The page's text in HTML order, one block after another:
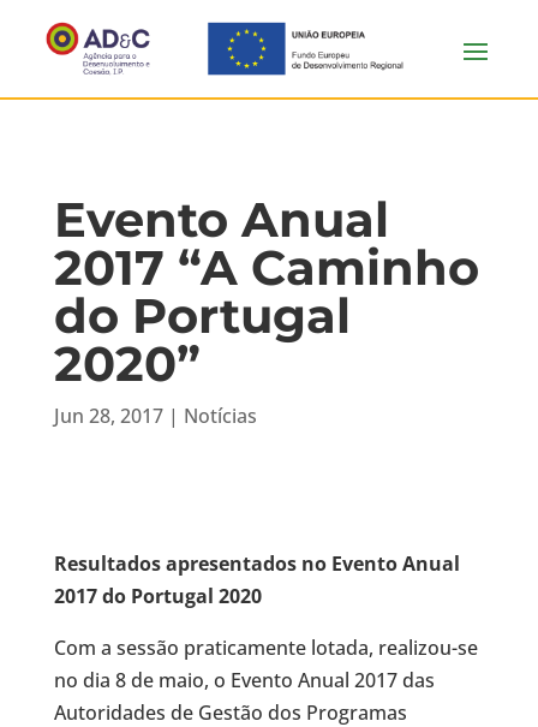
Evento Anual
2017 “A Caminho
do Portugal
2020”
Jun 28, 2017| Notícias
Resultados apresentados no Evento Anual
2017 do Portugal 2020
Com a sessão praticamente lotada, realizou-se
no dia 8 de maio, o Evento Anual 2017 das
Autoridades de Gestão dos Programas